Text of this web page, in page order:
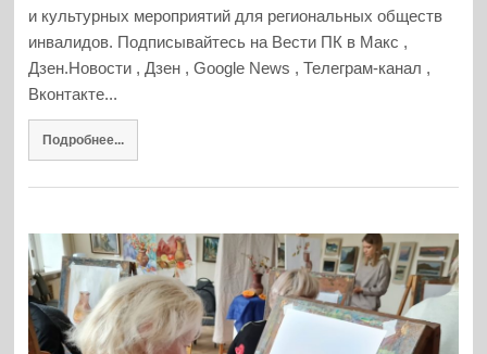
и культурных мероприятий для региональных обществ
инвалидов. Подписывайтесь на Вести ПК в Макс ,
Дзен.Новости , Дзен , Google News , Телеграм-канал ,
Вконтакте...
Подробнее...